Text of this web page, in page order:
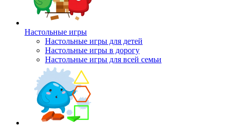
Настольные игры
Настольные игры для детей
Настольные игры в дорогу
Настольные игры для всей семьи